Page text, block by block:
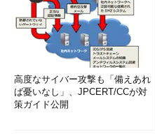
高度なサイバー攻撃も「備えあれ
ば憂いなし」、JPCERT/CCが対
策ガイド公開